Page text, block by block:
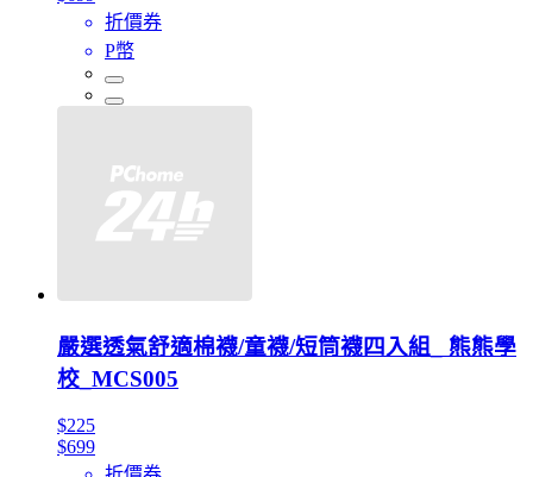
折價券
P幣
嚴選透氣舒適棉襪/童襪/短筒襪四入組_ 熊熊學
校_MCS005
$225
$699